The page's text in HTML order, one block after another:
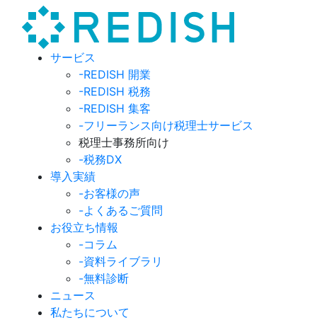
サービス
-REDISH 開業
-REDISH 税務
-REDISH 集客
-フリーランス向け税理士サービス
税理士事務所向け
-税務DX
導入実績
-お客様の声
-よくあるご質問
お役立ち情報
-コラム
-資料ライブラリ
-無料診断
ニュース
私たちについて